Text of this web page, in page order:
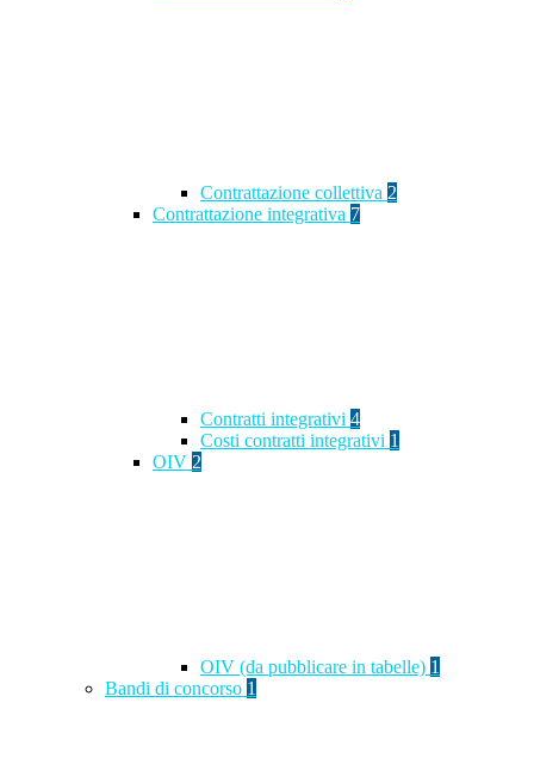
Contrattazione collettiva 2
Contrattazione integrativa 7
Contratti integrativi 4
Costi contratti integrativi 1
OIV 2
OIV (da pubblicare in tabelle) 1
Bandi di concorso 1